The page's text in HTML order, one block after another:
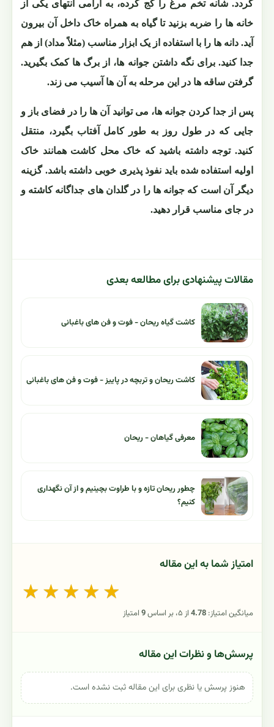
گردد. شانه تخم مرغ را کج کرده، به آرامی انتهای یکی از
خانه ها را ضربه بزنید تا گیاه به همراه خاک داخل آن بیرون
آید. دانه ها را با استفاده از یک ابزار مناسب (مثلاً مداد) از هم
جدا کنید. برای نگه داشتن جوانه ها، از برگ ها کمک بگیرید.
گرفتن ساقه ها در این مرحله به آن ها آسیب می زند.
پس از جدا کردن جوانه ها، می توانید آن ها را در فضای باز و
جایی که در طول روز به طور کامل آفتاب بگیرد، منتقل
کنید. توجه داشته باشید که خاک محل کاشت همانند خاک
اولیه استفاده شده باید نفوذ پذیری خوبی داشته باشد. گزینه
دیگر آن است که جوانه ها را در گلدان های جداگانه کاشته و
در جای مناسب قرار دهید.
مقالات پیشنهادی برای مطالعه بعدی
کاشت گیاه ریحان - فوت و فن های باغبانی
کاشت ریحان و تربچه در پاییز - فوت و فن های باغبانی
معرفی گیاهان - ریحان
چطور ریحان تازه و با طراوت بچینیم و از آن نگهداری
کنیم؟
امتیاز شما به این مقاله
★ ★ ★ ★ ★
میانگین امتیاز: 4.78از ۵، بر اساس 9امتیاز
پرسش‌ها و نظرات این مقاله
هنوز پرسش یا نظری برای این مقاله ثبت نشده است.